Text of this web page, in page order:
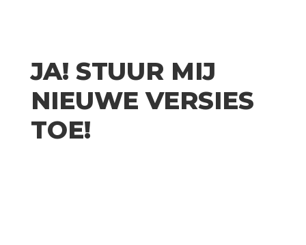
JA! STUUR MIJ
NIEUWE VERSIES
TOE!